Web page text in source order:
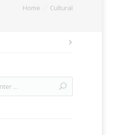
Home Cultural